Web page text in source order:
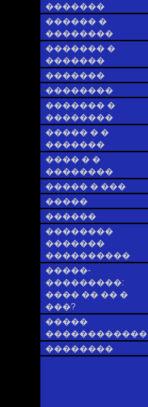
�������
������ �
��������
������� �
�������
�������
��������
������� �
��������
����� � �
�������
���� � �
��������
����� � ���
�����
������
��������
�������
����������
�����-
���������:
���� �� �� �
���?
�����
������������
��������